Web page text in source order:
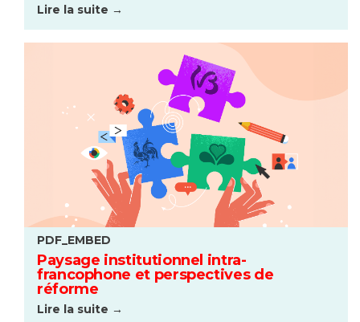
Lire la suite →
PDF_EMBED
Paysage institutionnel intra-
francophone et perspectives de
réforme
Lire la suite →